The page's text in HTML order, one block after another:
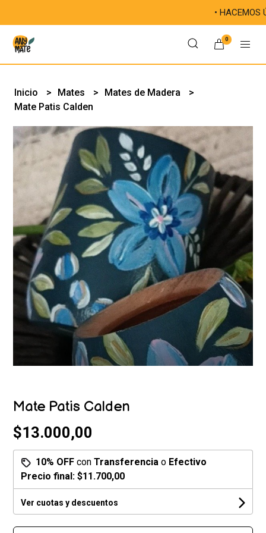
• HACEMOS
0
Inicio Mates
Mates de Madera
Mate Patis Calden
Mate Patis Calden
$13.000,00
10% OFF conTransferencia o Efectivo
Precio final:$11.700,00
Ver cuotas y descuentos